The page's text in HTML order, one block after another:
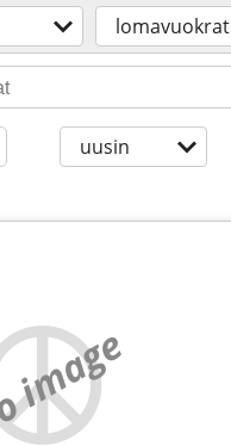
lomavuokrat
uusin